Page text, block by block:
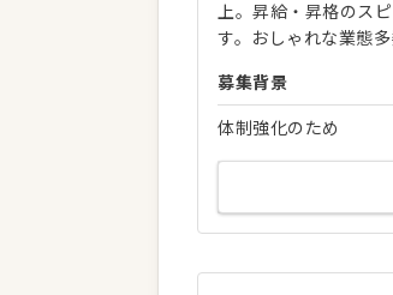
上。昇給・昇格のス
す。おしゃれな業態多
募集背景
体制強化のため